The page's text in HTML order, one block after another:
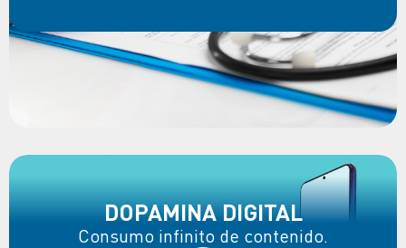
DOPAMINA DIGITAL
Consumo infinito de contenido.